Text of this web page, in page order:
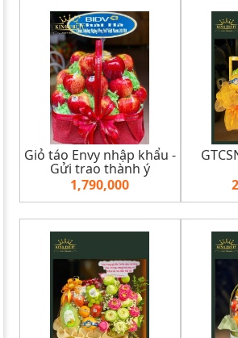
Giỏ táo Envy nhập khẩu -
Gửi trao thành ý
1,790,000